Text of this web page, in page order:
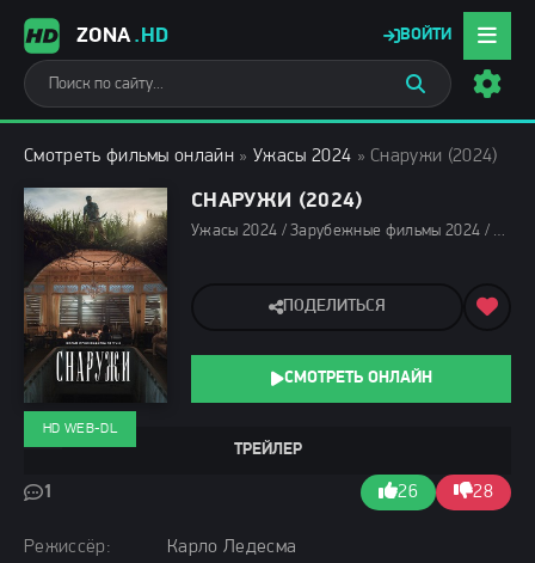
ZONA.HD ВОЙТИ
Смотреть фильмы онлайн »Ужасы 2024 » Снаружи (2024)
СНАРУЖИ (2024)
Ужасы 2024 / Зарубежные фильмы 2024 / Новинки кино 2024 / Последние фильмы 2024 / Фильмы осени 2024 / Фильмы 2024 / Смотреть фильмы онлайн
Режиссёр:
Карло Ледесма
ТРЕЙЛЕР
1 26 28
HD WEB-DL
ПОДЕЛИТЬСЯ
СМОТРЕТЬ ОНЛАЙН